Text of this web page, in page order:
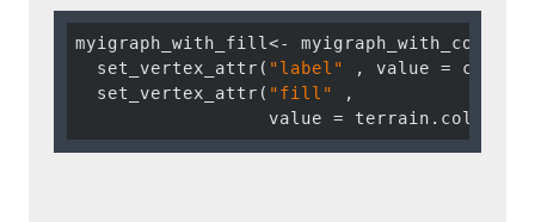
myigraph_with_fill<- myigraph_with_color
  set_vertex_attr(
"label" , value = c(
  set_vertex_attr(
"fill" ,
                  value = terrain.colors(